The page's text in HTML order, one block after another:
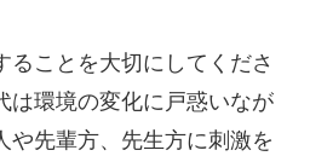
ることを大切にしてくださ
は環境の変化に戸惑いなが
や先輩方、先生方に刺激を